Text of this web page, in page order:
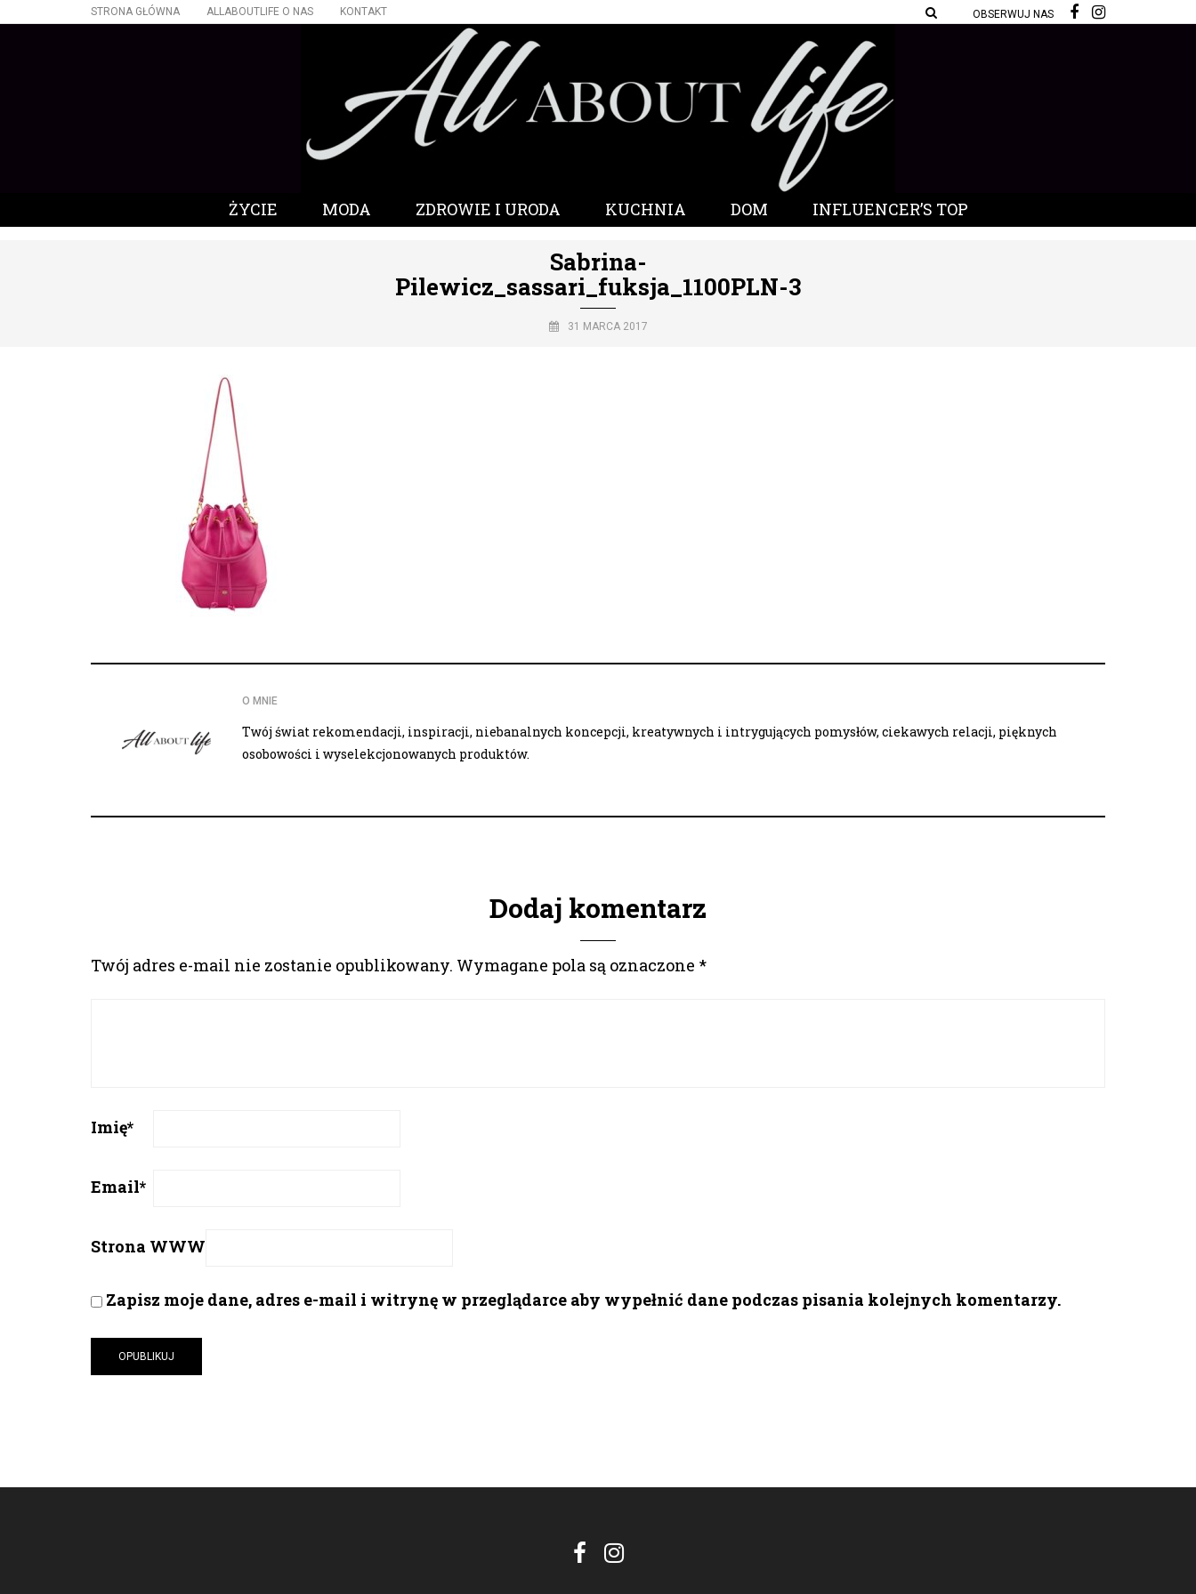
STRONA GŁÓWNA ALLABOUTLIFE O NAS KONTAKT OBSERWUJ NAS
ŻYCIE MODA ZDROWIE I URODA KUCHNIA DOM INFLUENCER’S TOP
Sabrina-
Pilewicz_sassari_fuksja_1100PLN-3
31 MARCA 2017
O MNIE
Twój świat rekomendacji, inspiracji, niebanalnych koncepcji, kreatywnych i intrygujących pomysłów, ciekawych relacji, pięknych
osobowości i wyselekcjonowanych produktów.
Dodaj komentarz
Twój adres e-mail nie zostanie opublikowany. Wymagane pola są oznaczone *
Imię*
Email*
Strona WWW
Zapisz moje dane, adres e-mail i witrynę w przeglądarce aby wypełnić dane podczas pisania kolejnych komentarzy.